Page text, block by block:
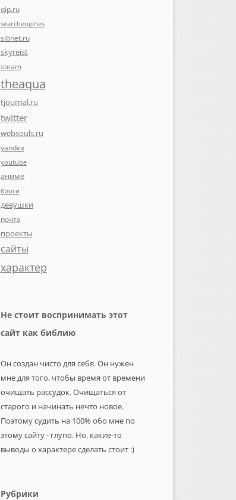
qip.ru
searchengines
sibnet.ru
skyreist
steam
theaqua
tjournal.ru
twitter
websouls.ru
yandex
youtube
аниме
блоги
девушки
почта
проекты
сайты
характер
Не стоит воспринимать этот
сайт как библию
Он создан чисто для себя. Он нужен
мне для того, чтобы время от времени
очищать рассудок. Очищаться от
старого и начинать нечто новое.
Поэтому судить на 100% обо мне по
этому сайту - глупо. Но, какие-то
выводы о характере сделать стоит :)
Рубрики